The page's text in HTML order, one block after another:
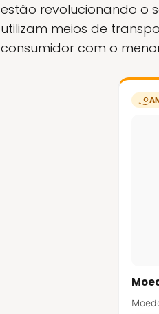
estão revolucionando o
utilizam meios de
consumidor com o